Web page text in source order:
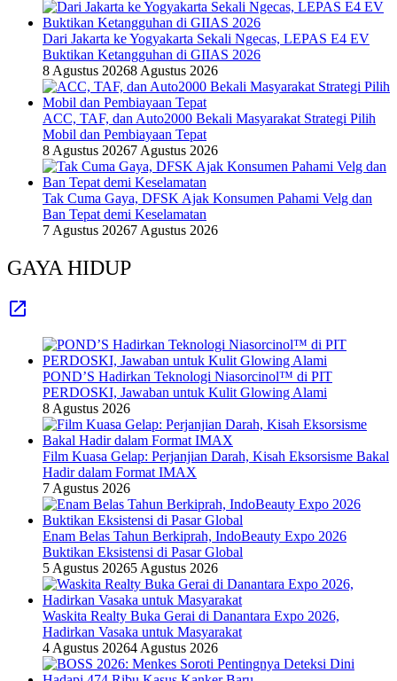
Dari Jakarta ke Yogyakarta Sekali Ngecas, LEPAS E4 EV
Buktikan Ketangguhan di GIIAS 2026
8 Agustus 20268 Agustus 2026
ACC, TAF, dan Auto2000 Bekali Masyarakat Strategi Pilih
Mobil dan Pembiayaan Tepat
8 Agustus 20267 Agustus 2026
Tak Cuma Gaya, DFSK Ajak Konsumen Pahami Velg dan
Ban Tepat demi Keselamatan
7 Agustus 20267 Agustus 2026
GAYA HIDUP
POND’S Hadirkan Teknologi Niasorcinol™ di PIT
PERDOSKI, Jawaban untuk Kulit Glowing Alami
8 Agustus 2026
Film Kuasa Gelap: Perjanjian Darah, Kisah Eksorsisme Bakal
Hadir dalam Format IMAX
7 Agustus 2026
Enam Belas Tahun Berkiprah, IndoBeauty Expo 2026
Buktikan Eksistensi di Pasar Global
5 Agustus 20265 Agustus 2026
Waskita Realty Buka Gerai di Danantara Expo 2026,
Hadirkan Vasaka untuk Masyarakat
4 Agustus 20264 Agustus 2026